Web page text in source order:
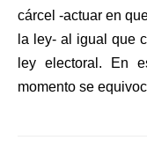
cárcel -actuar en
la ley- al igual que
ley electoral. En
momento se